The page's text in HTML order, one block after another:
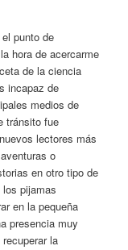
punto de
hora de acercarme
de la ciencia
incapaz de
medios de
tránsito fue
lectores más
o
en otro tipo de
pijamas
en la pequeña
presencia muy
la